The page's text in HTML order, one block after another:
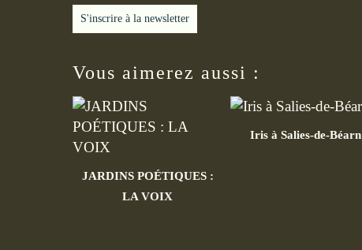
S'inscrire à la newsletter
Vous aimerez aussi :
JARDINS POÉTIQUES :
LA VOIX
Iris à Salies-de-Béarn